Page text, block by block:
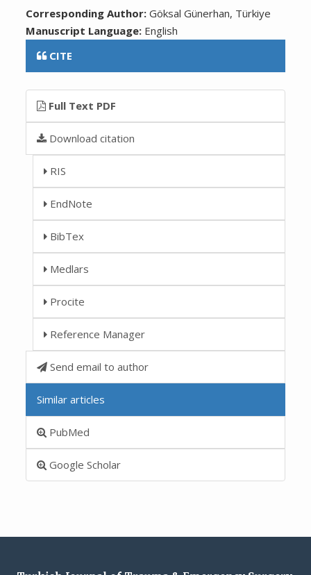
Corresponding Author:Göksal Günerhan, Türkiye
Manuscript Language: English
CITE
Full Text PDF
Download citation
RIS
EndNote
BibTex
Medlars
Procite
Reference Manager
Send email to author
Similar articles
PubMed
Google Scholar